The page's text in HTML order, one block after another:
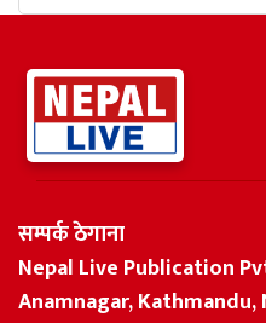
सम्पर्क ठेगाना
Nepal Live Publication
Anamnagar, Kathmandu,